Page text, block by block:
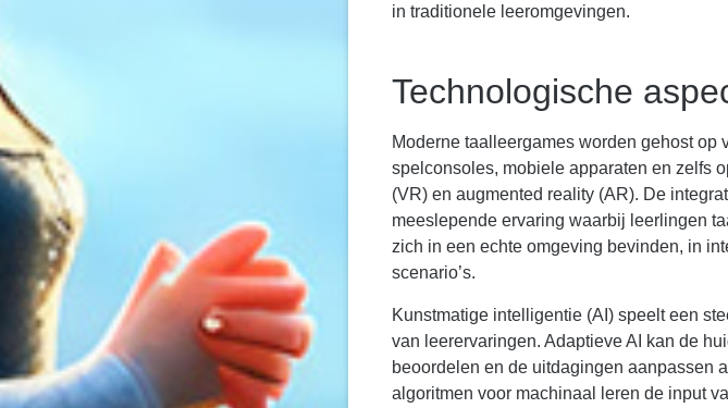
in traditionele leeromgevingen.
Technologische
Moderne taalleergames worden gehost op
spelconsoles, mobiele apparaten en zelfs
(VR) en augmented reality (AR). De
meeslepende ervaring waarbij leerlingen
zich in een echte omgeving bevinden, in
scenario’s.
Kunstmatige intelligentie (AI) speelt een
van leerervaringen. Adaptieve AI kan de
beoordelen en de uitdagingen aanpassen
algoritmen voor machinaal leren de input